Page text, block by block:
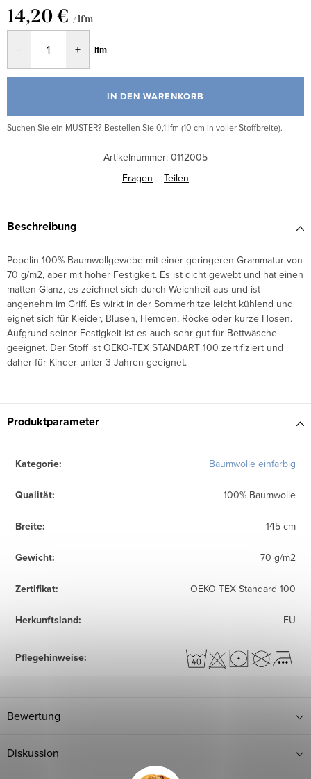
14,20 € / lfm
lfm
IN DEN WARENKORB
Suchen Sie ein MUSTER? Bestellen Sie 0,1 lfm (10 cm in voller Stoffbreite).
Artikelnummer: 0112005
Fragen
Teilen
Beschreibung
Popelin 100% Baumwollgewebe mit einer geringeren Grammatur von
70 g/m2, aber mit hoher Festigkeit. Es ist dicht gewebt und hat einen
matten Glanz, es zeichnet sich durch Weichheit aus und ist
angenehm im Griff. Es wirkt in der Sommerhitze leicht kühlend und
eignet sich für Kleider, Blusen, Hemden, Röcke oder kurze Hosen.
Aufgrund seiner Festigkeit ist es auch sehr gut für Bettwäsche
geeignet. Der Stoff ist OEKO-TEX STANDART 100 zertifiziert und
daher für Kinder unter 3 Jahren geeignet.
Produktparameter
Kategorie: Baumwolle einfarbig
Qualität: 100% Baumwolle
Breite: 145 cm
Gewicht: 70 g/m2
Zertifikat: OEKO TEX Standard 100
Herkunftsland: EU
Pflegehinweise:
Bewertung
Diskussion